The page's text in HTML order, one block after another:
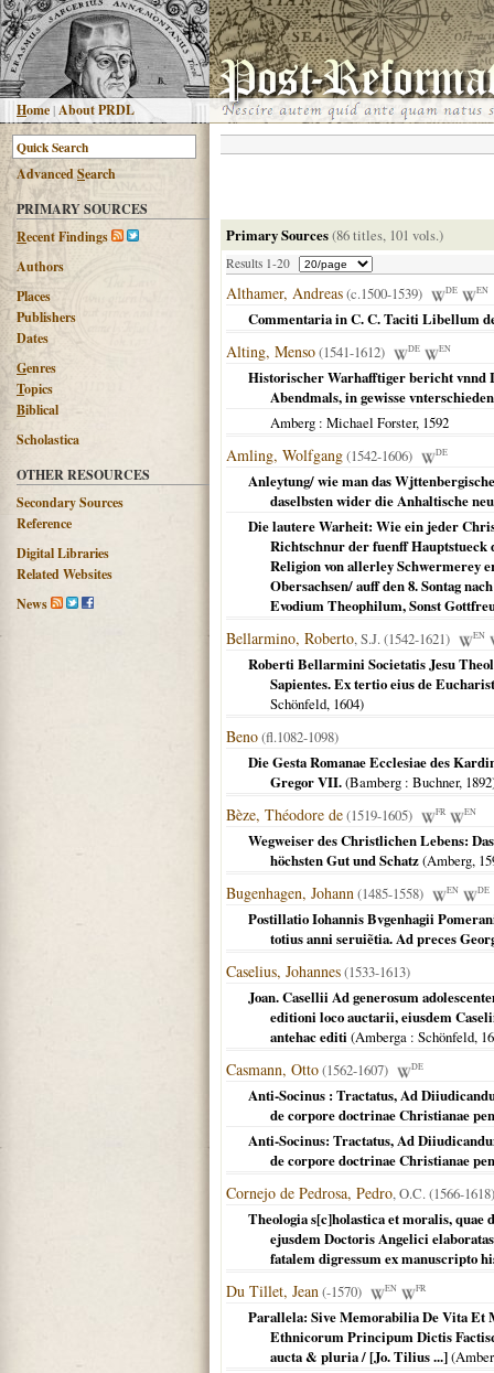
Home |About PRDL
AdvancedSearch
PRIMARY SOURCES
Recent Findings
Authors
Places
Publishers
Dates
Genres
Topics
Biblical
Scholastica
OTHER RESOURCES
Secondary Sources
Reference
Digital Libraries
Related Websites
News
Primary Sources(86 titles, 101 vols.)
Results 1-20
Althamer, Andreas(c.1500-1539) DE EN
Commentaria in C. C. Taciti Libellum
Alting, Menso(1541-1612) DE EN
Historischer Warhafftiger bericht vnnd
Abendmals, in gewisse
Amberg : Michael Forster, 1592
Amling, Wolfgang(1542-1606) DE
Anleytung/ wie man das
daselbsten wider die Anhaltische
Die lautere Warheit: Wie ein jeder
Richtschnur der fuenff
Religion von allerley Schwermerey
Obersachsen/ auff den 8. Sontag
Evodium Theophilum, Sonst
Bellarmino, Roberto, S.J. (1542-1621) EN
Roberti Bellarmini Societatis Jesu
Sapientes. Ex tertio eius de
Schönfeld, 1604)
Beno(fl.1082-1098)
Die Gesta Romanae Ecclesiae des
Gregor VII.(Bamberg : Buchner, 1892
Bèze, Théodore de(1519-1605) FR EN
Wegweiser des Christlichen Lebens:
höchsten Gut und Schatz(Amberg,
Bugenhagen, Johann(1485-1558) EN DE
Postillatio Iohannis Bvgenhagii
totius anni seruiẽtia. Ad preces
Caselius, Johannes(1533-1613)
Joan. Casellii Ad generosum
editioni loco auctarii, eiusdem
antehac editi (Amberga : Schönfeld,
Casmann, Otto(1562-1607) DE
Anti-Socinus : Tractatus, Ad
de corpore doctrinae Christianae
Anti-Socinus: Tractatus, Ad
de corpore doctrinae Christianae
Cornejo de Pedrosa, Pedro, O.C. (1566-
Theologia s[c]holastica et moralis, quae
ejusdem Doctoris Angelici
fatalem digressum ex manuscripto
Du Tillet, Jean(-1570) EN FR
Parallela: Sive Memorabilia De Vita
Ethnicorum Principum Dictis
aucta & pluria / [Jo. Tilius ...](